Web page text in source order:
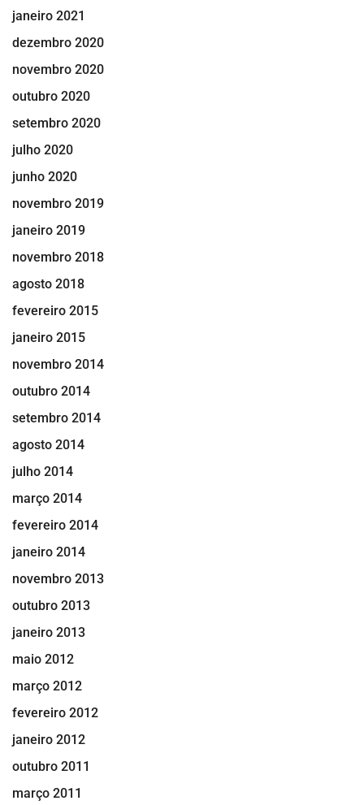
janeiro 2021
dezembro 2020
novembro 2020
outubro 2020
setembro 2020
julho 2020
junho 2020
novembro 2019
janeiro 2019
novembro 2018
agosto 2018
fevereiro 2015
janeiro 2015
novembro 2014
outubro 2014
setembro 2014
agosto 2014
julho 2014
março 2014
fevereiro 2014
janeiro 2014
novembro 2013
outubro 2013
janeiro 2013
maio 2012
março 2012
fevereiro 2012
janeiro 2012
outubro 2011
março 2011